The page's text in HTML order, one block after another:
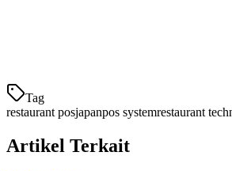
Tag
restaurant posjapanpos systemrestaurant
Artikel Terkait